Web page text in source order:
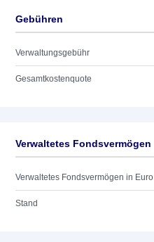
Gebühren
Verwaltungsgebühr
Gesamtkostenquote
Verwaltetes Fondsvermögen
Verwaltetes Fondsvermögen in Euro
Stand